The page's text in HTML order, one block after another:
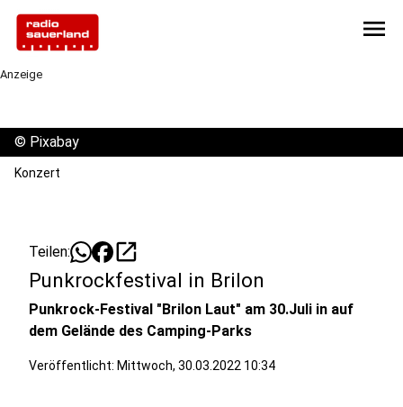
menu
Anzeige
© Pixabay
Konzert
Teilen: open_in_new
Punkrockfestival in Brilon
Punkrock-Festival "Brilon Laut" am 30.Juli in auf
dem Gelände des Camping-Parks
Veröffentlicht: Mittwoch, 30.03.2022 10:34